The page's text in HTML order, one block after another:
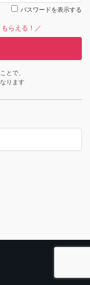
パスワードを表示する
らえる！／
とで、
ります